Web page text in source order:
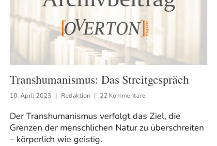
Transhumanismus: Das Streitgespräch
10. April 2023 Redaktion 22 Kommentare
Der Transhumanismus verfolgt das Ziel, die
Grenzen der menschlichen Natur zu überschreiten
– körperlich wie geistig.